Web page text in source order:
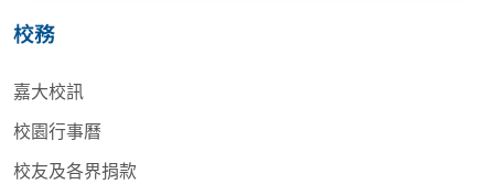
校務
嘉大校訊
校園行事曆
校友及各界捐款